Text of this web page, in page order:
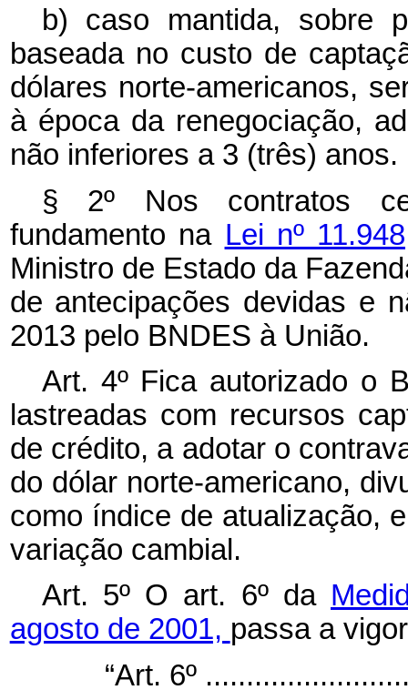
b) caso mantida, sobre
baseada no custo de
dólares norte-americanos,
à época da renegociação,
não inferiores a 3 (três) anos.
§ 2º Nos contratos
fundamento na Lei nº
Ministro de Estado da
de antecipações devidas e
2013 pelo BNDES à União.
Art. 4º Fica autorizado o
lastreadas com recursos
de crédito, a adotar o
do dólar norte-americano,
como índice de atualização,
variação cambial.
Art. 5º O art. 6º da
agosto de 2001, passa a
“Art. 6º